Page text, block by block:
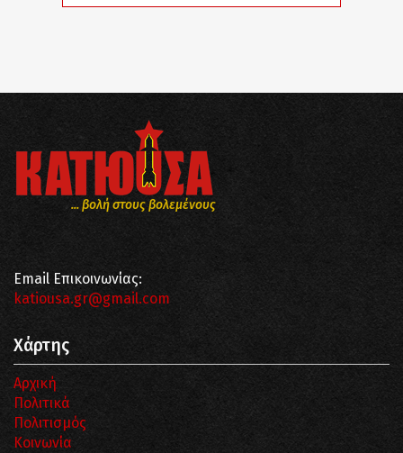
... βολή στους βολεμένους
Email Επικοινωνίας:
katiousa.gr@gmail.com
Χάρτης
Αρχική
Πολιτικά
Πολιτισμός
Κοινωνία